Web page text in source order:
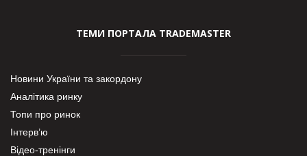
ТЕМИ ПОРТАЛА TRADEMASTER
Новини України та закордону
Аналітика ринку
Топи про ринок
Інтерв’ю
Відео-тренінги